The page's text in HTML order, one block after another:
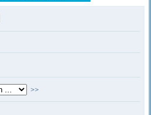
>>